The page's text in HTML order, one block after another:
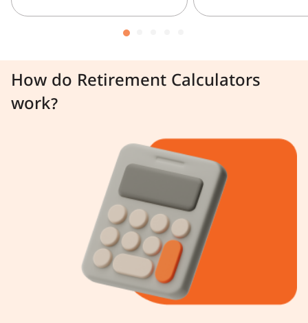
How do Retirement Calculators
work?